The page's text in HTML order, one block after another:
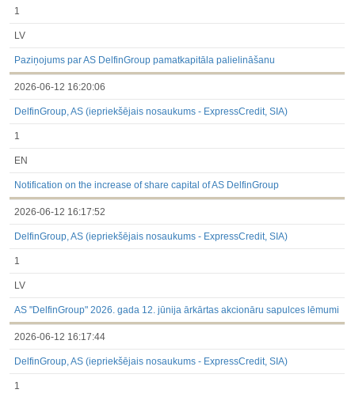
1
LV
Paziņojums par AS DelfinGroup pamatkapitāla palielināšanu
2026-06-12 16:20:06
DelfinGroup, AS (iepriekšējais nosaukums - ExpressCredit, SIA)
1
EN
Notification on the increase of share capital of AS DelfinGroup
2026-06-12 16:17:52
DelfinGroup, AS (iepriekšējais nosaukums - ExpressCredit, SIA)
1
LV
AS "DelfinGroup" 2026. gada 12. jūnija ārkārtas akcionāru sapulces lēmumi
2026-06-12 16:17:44
DelfinGroup, AS (iepriekšējais nosaukums - ExpressCredit, SIA)
1